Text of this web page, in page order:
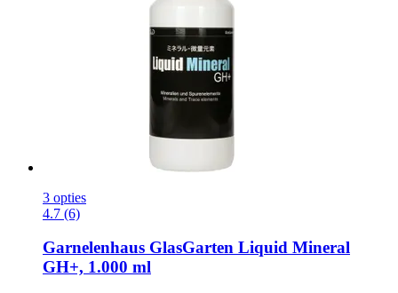
3 opties
4.7 (6)
Garnelenhaus GlasGarten Liquid Mineral
GH+, 1.000 ml